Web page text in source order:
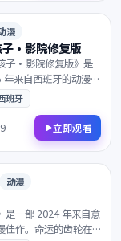
漫
子·影院修复版
子·影院修复版》是
来自西班牙的动漫佳
深夜驶入未知海
一段关于救赎与重
值得在大银幕上反复
之作，影迷不容错
班牙
立即观看
动漫
是一部 2024 年来自意
佳作。命运的齿轮在